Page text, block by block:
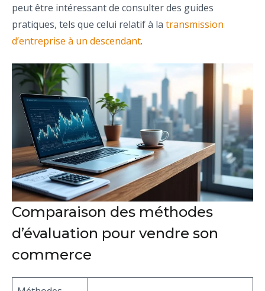
peut être intéressant de consulter des guides
pratiques, tels que celui relatif à la transmission
d’entreprise à un descendant.
Comparaison des méthodes
d’évaluation pour vendre son
commerce